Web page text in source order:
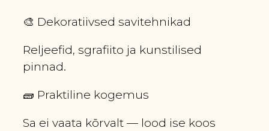
🎨 Dekoratiivsed savitehnikad
Reljeefid, sgrafiito ja kunstilised
pinnad.
🧱 Praktiline kogemus
Sa ei vaata kõrvalt — lood ise koos